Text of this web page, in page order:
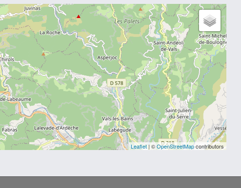
Leaflet| ©OpenStreetMapcontributors